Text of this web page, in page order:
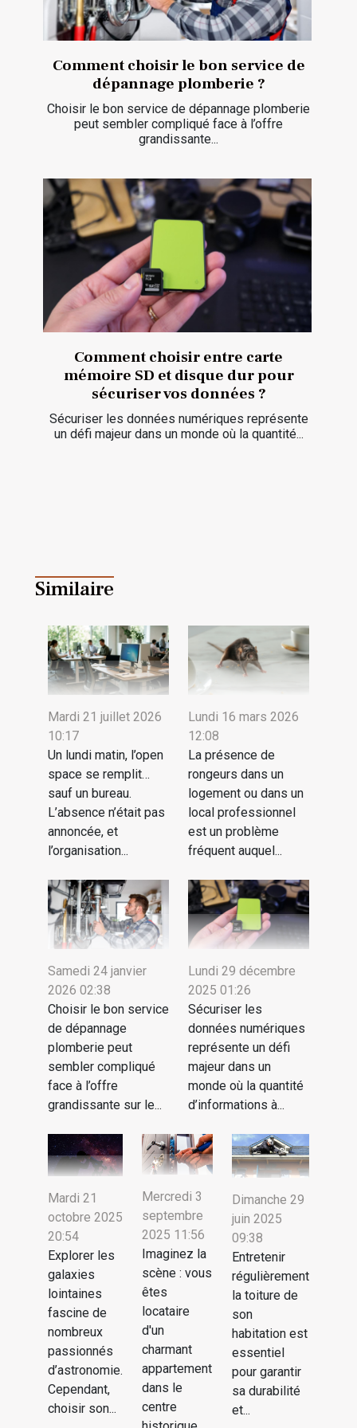
Comment choisir le bon service de
dépannage plomberie ?
Choisir le bon service de dépannage plomberie
peut sembler compliqué face à l’offre
grandissante...
Comment choisir entre carte
mémoire SD et disque dur pour
sécuriser vos données ?
Sécuriser les données numériques représente
un défi majeur dans un monde où la quantité...
Similaire
Mardi 21 juillet 2026
10:17
Un lundi matin, l’open
space se remplit…
sauf un bureau.
L’absence n’était pas
annoncée, et
l’organisation...
Lundi 16 mars 2026
12:08
La présence de
rongeurs dans un
logement ou dans un
local professionnel
est un problème
fréquent auquel...
Samedi 24 janvier
2026 02:38
Choisir le bon service
de dépannage
plomberie peut
sembler compliqué
face à l’offre
grandissante sur le...
Lundi 29 décembre
2025 01:26
Sécuriser les
données numériques
représente un défi
majeur dans un
monde où la quantité
d’informations à...
Mardi 21
octobre 2025
20:54
Explorer les
galaxies
lointaines
fascine de
nombreux
passionnés
d’astronomie.
Cependant,
choisir son...
Mercredi 3
septembre
2025 11:56
Imaginez la
scène : vous
êtes
locataire
d'un
charmant
appartement
dans le
centre
Dimanche 29
juin 2025
09:38
Entretenir
régulièrement
la toiture de
son
habitation est
essentiel
pour garantir
sa durabilité
et...